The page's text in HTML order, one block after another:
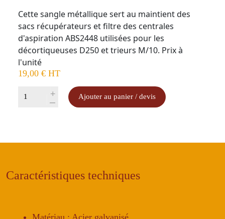
Cette sangle métallique sert au maintient des
sacs récupérateurs et filtre des centrales
d'aspiration ABS2448 utilisées pour les
décortiqueuses D250 et trieurs M/10. Prix à
l'unité
19,00 € HT
quantité
162mm
D250
+
-
Ajouter au panier / devis
Caractéristiques techniques
Matériau : Acier galvanisé